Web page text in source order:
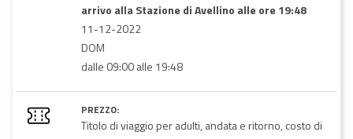
arrivo alla Stazione di Avellino alle ore 19:48
11-12-2022
DOM
dalle 09:00 alle 19:48
PREZZO:
Titolo di viaggio per adulti, andata e ritorno, costo di